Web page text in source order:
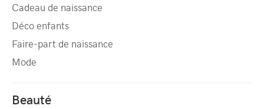
Cadeau de naissance
Déco enfants
Faire-part de naissance
Mode
Beauté